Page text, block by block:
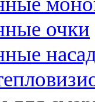
очки